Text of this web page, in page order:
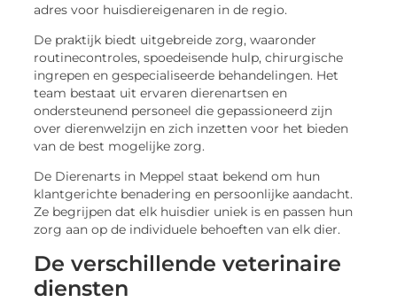
adres voor huisdiereigenaren in de regio.
De praktijk biedt uitgebreide zorg, waaronder
routinecontroles, spoedeisende hulp, chirurgische
ingrepen en gespecialiseerde behandelingen. Het
team bestaat uit ervaren dierenartsen en
ondersteunend personeel die gepassioneerd zijn
over dierenwelzijn en zich inzetten voor het bieden
van de best mogelijke zorg.
De Dierenarts in Meppel staat bekend om hun
klantgerichte benadering en persoonlijke aandacht.
Ze begrijpen dat elk huisdier uniek is en passen hun
zorg aan op de individuele behoeften van elk dier.
De verschillende veterinaire
diensten